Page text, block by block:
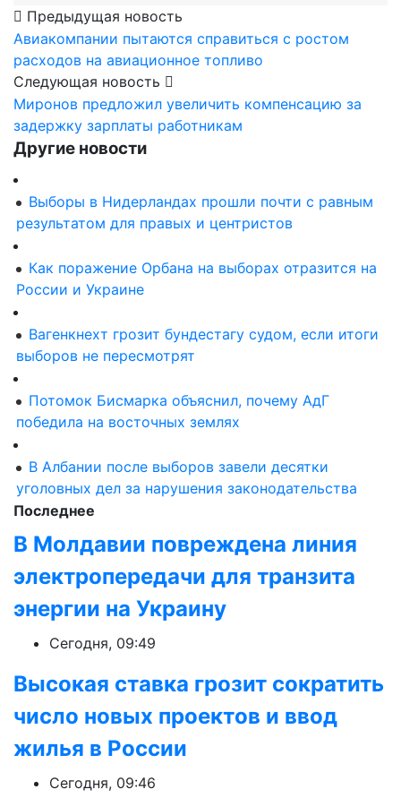
Предыдущая новость
Авиакомпании пытаются справиться с ростом
расходов на авиационное топливо
Следующая новость
Миронов предложил увеличить компенсацию за
задержку зарплаты работникам
Другие новости
Выборы в Нидерландах прошли почти с равным
результатом для правых и центристов
Как поражение Орбана на выборах отразится на
России и Украине
Вагенкнехт грозит бундестагу судом, если итоги
выборов не пересмотрят
Потомок Бисмарка объяснил, почему АдГ
победила на восточных землях
В Албании после выборов завели десятки
уголовных дел за нарушения законодательства
Последнее
В Молдавии повреждена линия
электропередачи для транзита
энергии на Украину
Сегодня, 09:49
Высокая ставка грозит сократить
число новых проектов и ввод
жилья в России
Сегодня, 09:46